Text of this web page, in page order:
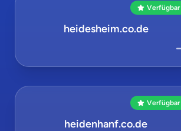
Verfügbar
heidesheim.co.de
Verfügbar
heidenhanf.co.de